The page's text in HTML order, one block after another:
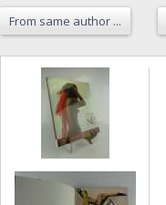
From same author ...